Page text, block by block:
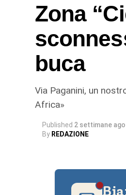
Zona
buca
Via Paganini, un
Africa»
Published 2 settimane ago
By REDAZIONE